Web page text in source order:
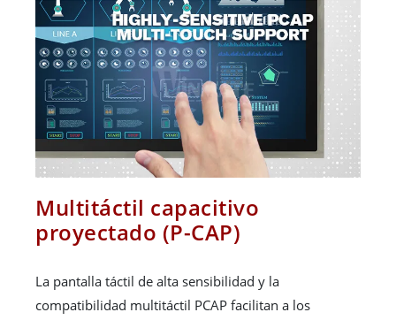
Multitáctil capacitivo
proyectado (P-CAP)
La pantalla táctil de alta sensibilidad y la
compatibilidad multitáctil PCAP facilitan a los